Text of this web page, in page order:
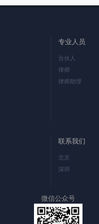
专业人员
合伙人
律师
律师助理
联系我们
北京
深圳
微信公众号